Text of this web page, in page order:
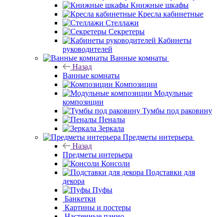
Книжные шкафы
Кресла кабинетные
Стеллажи
Секретеры
Кабинеты
руководителей
Ванные комнаты
Назад
Ванные комнаты
Композиции
Модульные
композиции
Тумбы под раковину
Пеналы
Зеркала
Предметы интерьера
Назад
Предметы интерьера
Консоли
Подставки для
декора
Пуфы